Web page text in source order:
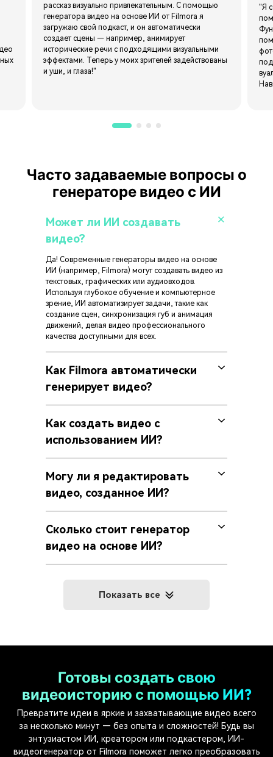
рассказ визуально привлекательным. С помощью
генератора видео на основе ИИ от Filmora я
загружаю свой подкаст, и он автоматически
создает сцены — например, анимирует
исторические речи с подходящими визуальными
эффектами. Теперь у моих зрителей задействованы
и уши, и глаза!"
"Я
Часто задаваемые вопросы о
генераторе видео с ИИ
Может ли ИИ создавать
видео?
Да! Современные генераторы видео на основе
ИИ (например, Filmora) могут создавать видео из
текстовых, графических или аудиовходов.
Используя глубокое обучение и компьютерное
зрение, ИИ автоматизирует задачи, такие как
создание сцен, синхронизация губ и анимация
движений, делая видео профессионального
качества доступными для всех.
Как Filmora автоматически
генерирует видео?
Как создать видео с
использованием ИИ?
Могу ли я редактировать
видео, созданное ИИ?
Сколько стоит генератор
видео на основе ИИ?
Показать все
Готовы создать свою
видеоисторию с помощью ИИ?
Превратите идеи в яркие и захватывающие видео всего
за несколько минут — без опыта и сложностей! Будь вы
энтузиастом ИИ, креатором или подкастером, ИИ-
видеогенератор от Filmora поможет легко преобразовать